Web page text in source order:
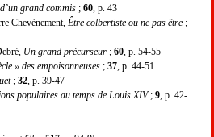
grand commis ; 60 , p. 43
Chevènement, Être colbertiste ou ne pas être ;
Un grand précurseur ; 60 , p. 54-55
» des empoisonneuses ; 37 , p. 44-51
; 32 , p. 39-47
populaires au temps de Louis XIV; 9 , p. 42-